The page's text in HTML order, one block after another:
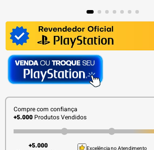
Compre com confiança
+5.000 Produtos Vendidos
+5.000 Excelência no Atendimento
3º
ps4
4º
smartphone
notebook